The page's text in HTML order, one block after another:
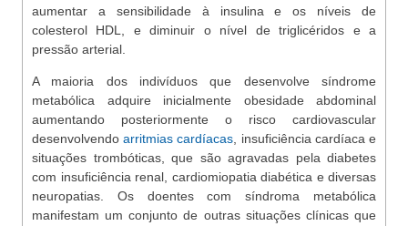
aumentar a sensibilidade à insulina e os níveis de
colesterol HDL, e diminuir o nível de triglicéridos e a
pressão arterial.
A maioria dos indivíduos que desenvolve síndrome
metabólica adquire inicialmente obesidade abdominal
aumentando posteriormente o risco cardiovascular
desenvolvendoarritmias cardíacas , insuficiência cardíaca e
situações trombóticas, que são agravadas pela diabetes
com insuficiência renal, cardiomiopatia diabética e diversas
neuropatias. Os doentes com síndroma metabólica
manifestam um conjunto de outras situações clínicas que